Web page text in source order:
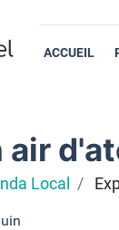
ACCUEIL
air
Local